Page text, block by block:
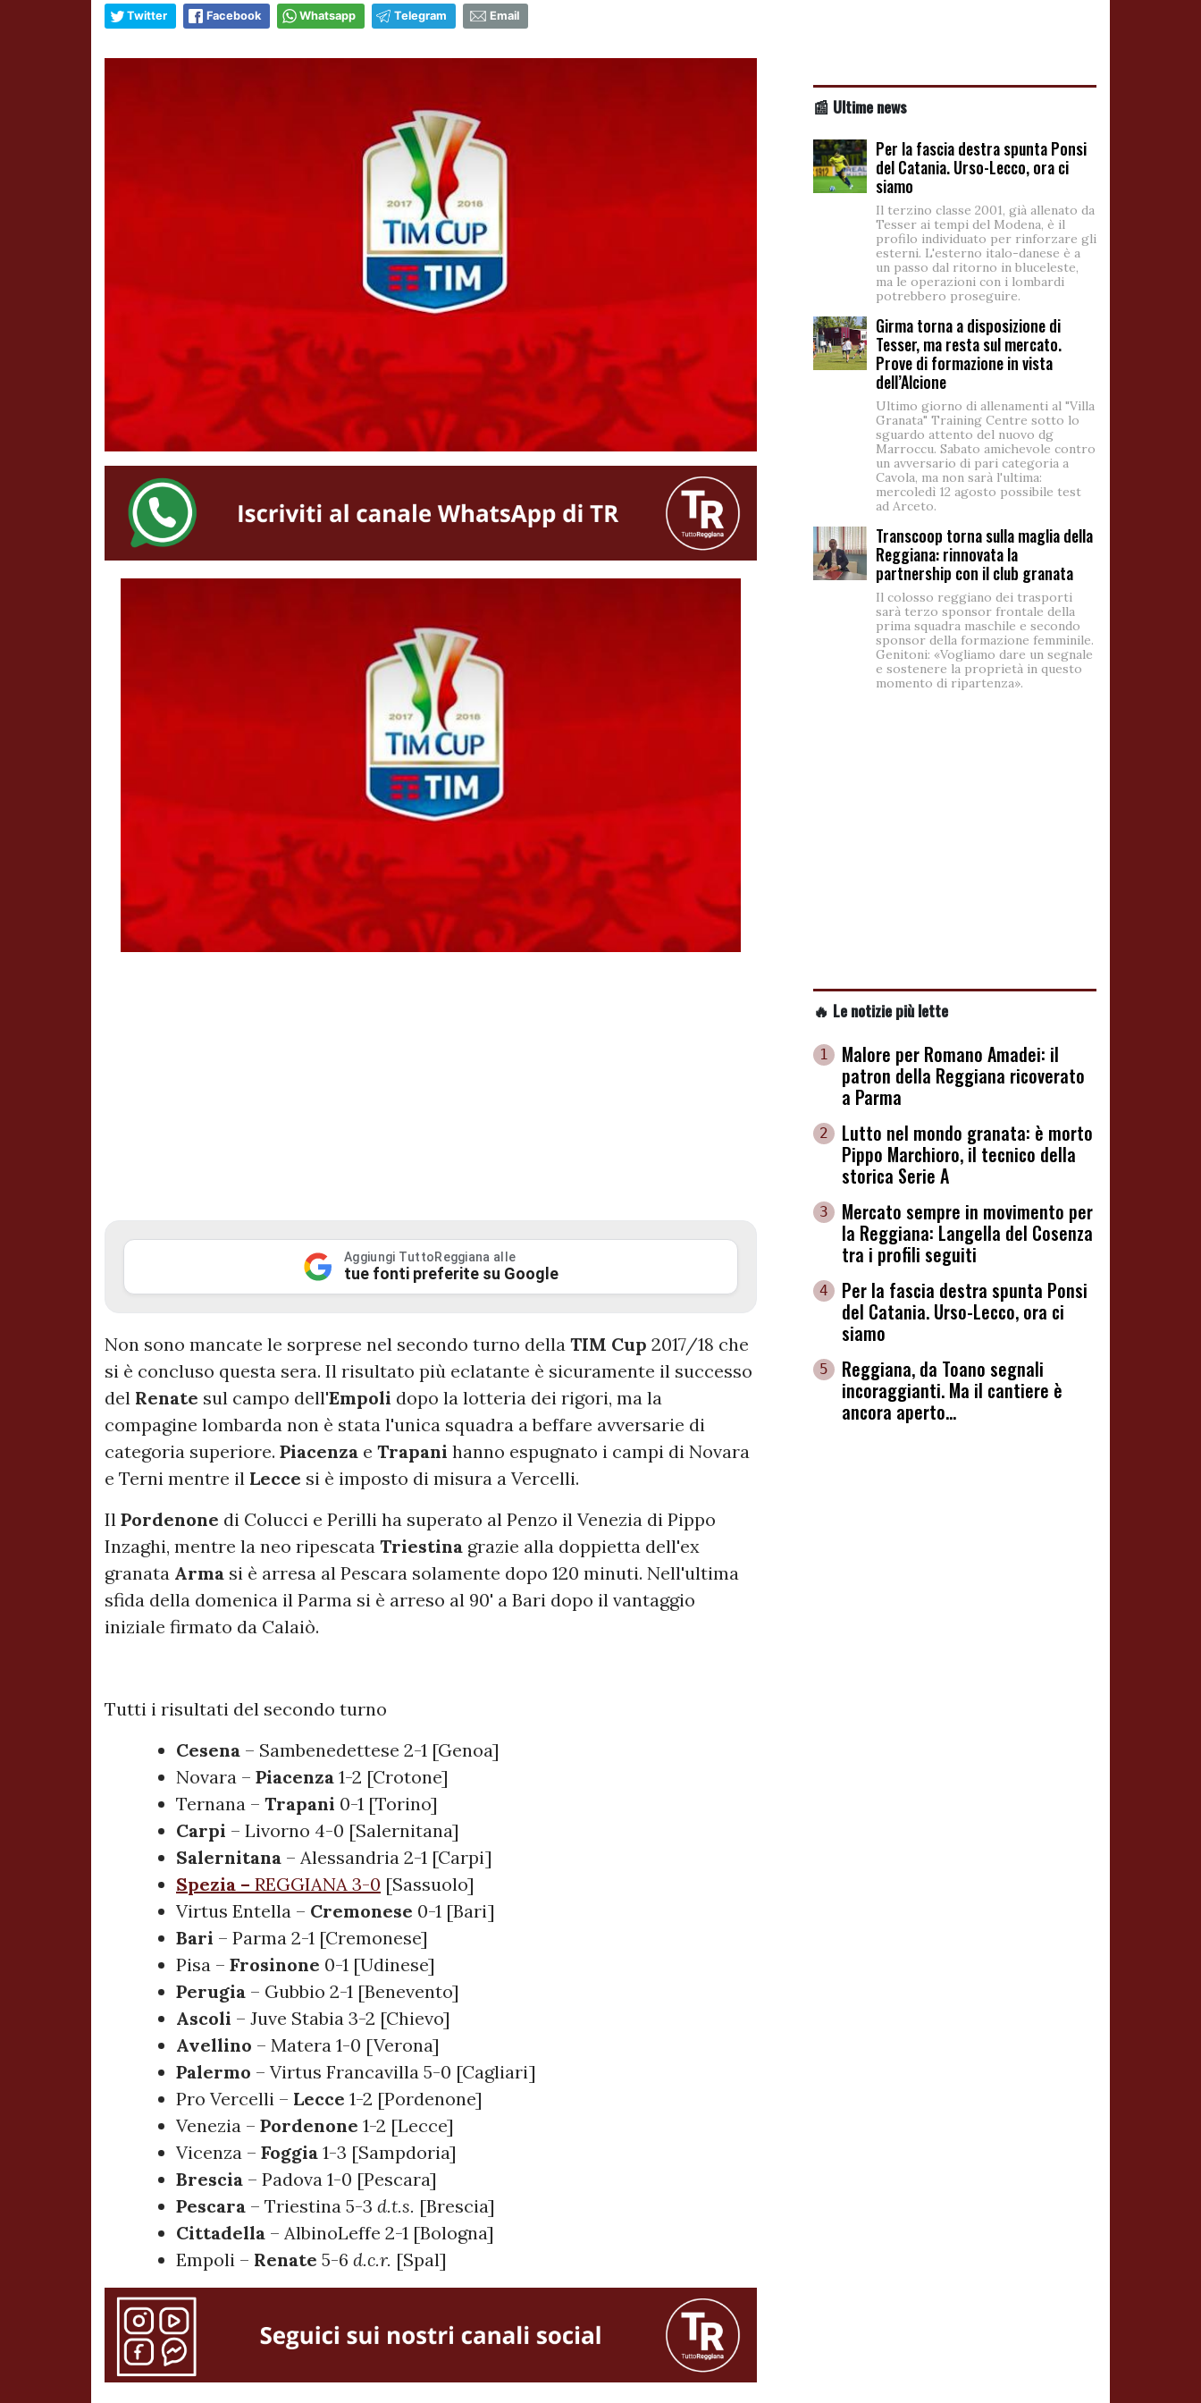
Twitter Facebook Whatsapp Telegram Email
Aggiungi TuttoReggiana alle
tue fonti preferite su Google
Non sono mancate le sorprese nel secondo turno della TIM Cup 2017/18 che
si è concluso questa sera. Il risultato più eclatante è sicuramente il successo
del Renate sul campo dell'Empoli dopo la lotteria dei rigori, ma la
compagine lombarda non è stata l'unica squadra a beffare avversarie di
categoria superiore. Piacenza e Trapani hanno espugnato i campi di Novara
e Terni mentre il Lecce si è imposto di misura a Vercelli.
Il Pordenone di Colucci e Perilli ha superato al Penzo il Venezia di Pippo
Inzaghi, mentre la neo ripescata Triestina grazie alla doppietta dell'ex
granata Arma si è arresa al Pescara solamente dopo 120 minuti. Nell'ultima
sfida della domenica il Parma si è arreso al 90' a Bari dopo il vantaggio
iniziale firmato da Calaiò.
Tutti i risultati del secondo turno
Cesena – Sambenedettese 2-1 [Genoa]
Novara – Piacenza 1-2 [Crotone]
Ternana – Trapani 0-1 [Torino]
Carpi – Livorno 4-0 [Salernitana]
Salernitana – Alessandria 2-1 [Carpi]
Spezia – REGGIANA 3-0 [Sassuolo]
Virtus Entella – Cremonese 0-1 [Bari]
Bari – Parma 2-1 [Cremonese]
Pisa – Frosinone 0-1 [Udinese]
Perugia – Gubbio 2-1 [Benevento]
Ascoli – Juve Stabia 3-2 [Chievo]
Avellino – Matera 1-0 [Verona]
Palermo – Virtus Francavilla 5-0 [Cagliari]
Pro Vercelli – Lecce 1-2 [Pordenone]
Venezia – Pordenone 1-2 [Lecce]
Vicenza – Foggia 1-3 [Sampdoria]
Brescia – Padova 1-0 [Pescara]
Pescara – Triestina 5-3 d.t.s. [Brescia]
Cittadella – AlbinoLeffe 2-1 [Bologna]
Empoli – Renate 5-6 d.c.r. [Spal]
📰 Ultime news
Per la fascia destra spunta Ponsi
del Catania. Urso-Lecco, ora ci
siamo
Il terzino classe 2001, già allenato da
Tesser ai tempi del Modena, è il
profilo individuato per rinforzare gli
esterni. L'esterno italo-danese è a
un passo dal ritorno in bluceleste,
ma le operazioni con i lombardi
potrebbero proseguire.
Girma torna a disposizione di
Tesser, ma resta sul mercato.
Prove di formazione in vista
dell’Alcione
Ultimo giorno di allenamenti al "Villa
Granata" Training Centre sotto lo
sguardo attento del nuovo dg
Marroccu. Sabato amichevole contro
un avversario di pari categoria a
Cavola, ma non sarà l'ultima:
mercoledì 12 agosto possibile test
ad Arceto.
Transcoop torna sulla maglia della
Reggiana: rinnovata la
partnership con il club granata
Il colosso reggiano dei trasporti
sarà terzo sponsor frontale della
prima squadra maschile e secondo
sponsor della formazione femminile.
Genitoni: «Vogliamo dare un segnale
e sostenere la proprietà in questo
momento di ripartenza».
🔥 Le notizie più lette
1
Malore per Romano Amadei: il
patron della Reggiana ricoverato
a Parma
2
Lutto nel mondo granata: è morto
Pippo Marchioro, il tecnico della
storica Serie A
3
Mercato sempre in movimento per
la Reggiana: Langella del Cosenza
tra i profili seguiti
4
Per la fascia destra spunta Ponsi
del Catania. Urso-Lecco, ora ci
siamo
5
Reggiana, da Toano segnali
incoraggianti. Ma il cantiere è
ancora aperto...